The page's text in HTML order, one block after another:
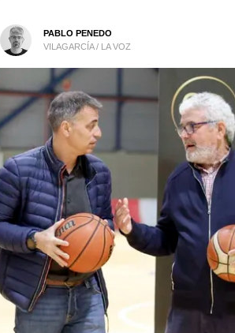
PABLO PENEDO
VILAGARCÍA / LA VOZ